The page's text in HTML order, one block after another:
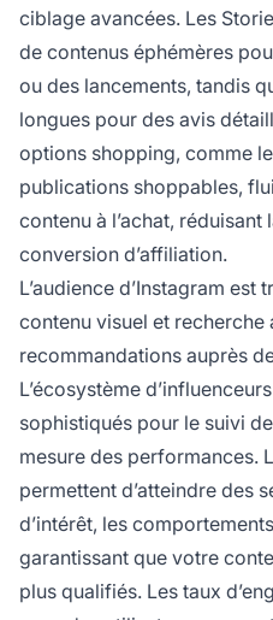
ciblage avancées. Les
de contenus éphémères
ou des lancements, tandis
longues pour des avis
options shopping, comme
publications shoppables,
contenu à l’achat,
conversion d’affiliation.
L’audience d’Instagram est
contenu visuel et recherche
recommandations auprès
L’écosystème
sophistiqués pour le suivi
mesure des performances.
permettent d’atteindre des
d’intérêt, les
garantissant que votre
plus qualifiés. Les taux